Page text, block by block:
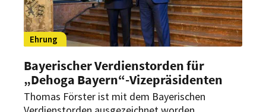
Ehrung
Bayerischer Verdienstorden für
„Dehoga Bayern“-Vizepräsidenten
Thomas Förster ist mit dem Bayerischen